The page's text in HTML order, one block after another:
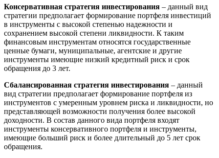
Консервативная стратегия инвестирования – данный вид
стратегии предполагает формирование портфеля инвестиций
в инструменты с высокой степенью надежности и
сохранением высокой степени ликвидности. К таким
финансовым инструментам относятся государственные
ценные бумаги, муниципальные, агентские и другие
инструменты имеющие низкий кредитный риск и срок
обращения до 3 лет.
Сбалансированная стратегия инвестирования – данный
вид стратегии предполагает формирование портфеля из
инструментов с умеренным уровнем риска и ликвидности, но
представляющей возможности получения более высокой
доходности. В состав данного вида портфеля входят
инструменты консервативного портфеля и инструменты,
имеющие больший риск и более длительный до 5 лет срок
обращения.